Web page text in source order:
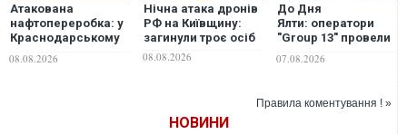
Атакована
нафтопереробка: у
Краснодарському
області РФ горять
08.08.2026
Нічна атака дронів
РФ на Київщину:
загинули троє осіб
08.08.2026
До Дня
Ялти: оператори
"Group 13" провели
біля південного
07.08.2026
Правила коментування ! »
НОВИНИ